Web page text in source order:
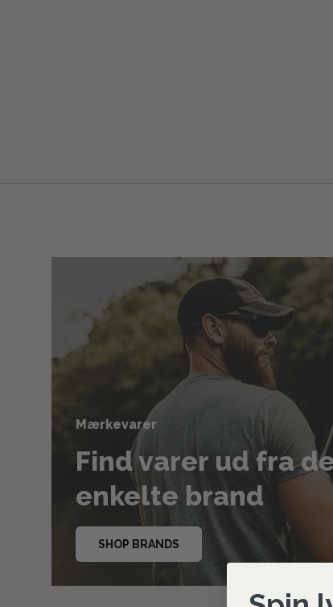
Mærkevarer
Find varer ud fra
enkelte brand
SHOP BRANDS